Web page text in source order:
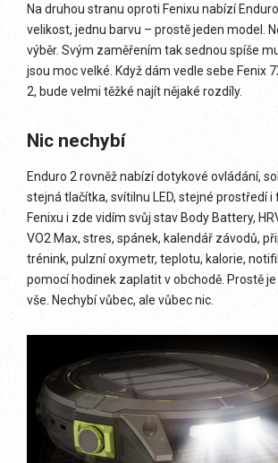
Na druhou stranu oproti Fenixu nabízí
velikost, jednu barvu – prostě jeden model.
výběr. Svým zaměřením tak sednou spíše
jsou moc velké. Když dám vedle sebe Fenix
2, bude velmi těžké najít nějaké rozdíly.
Nic nechybí
Enduro 2 rovněž nabízí dotykové ovládání,
stejná tlačítka, svítilnu LED, stejné prostředí i
Fenixu i zde vidím svůj stav Body Battery,
VO2 Max, stres, spánek, kalendář závodů,
trénink, pulzní oxymetr, teplotu, kalorie,
pomocí hodinek zaplatit v obchodě. Prostě
vše. Nechybí vůbec, ale vůbec nic.